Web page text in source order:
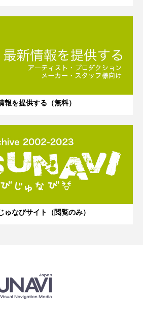
報を提供する（無料）
ゅなびサイト（閲覧のみ）